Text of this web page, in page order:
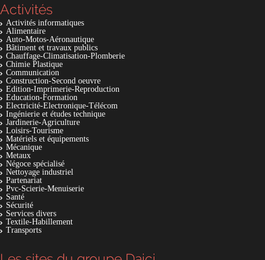
Activités
Activités informatiques
Alimentaire
Auto-Motos-Aéronautique
Bâtiment et travaux publics
Chauffage-Climatisation-Plomberie
Chimie Plastique
Communication
Construction-Second oeuvre
Edition-Imprimerie-Reproduction
Education-Formation
Electricité-Electronique-Télécom
Ingénierie et études technique
Jardinerie-Agriculture
Loisirs-Tourisme
Matériels et équipements
Mécanique
Metaux
Négoce spécialisé
Nettoyage industriel
Partenariat
Pvc-Scierie-Menuiserie
Santé
Sécurité
Services divers
Textile-Habillement
Transports